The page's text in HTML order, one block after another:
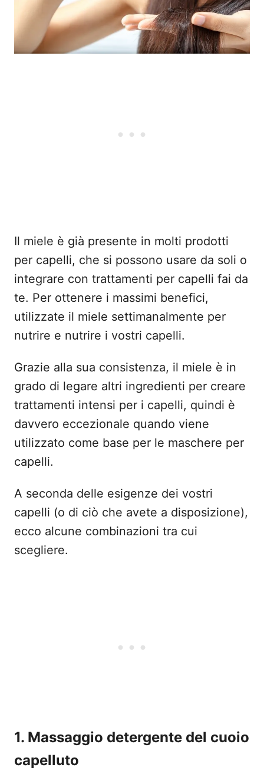
Il miele è già presente in molti prodotti
per capelli, che si possono usare da soli o
integrare con trattamenti per capelli fai da
te. Per ottenere i massimi benefici,
utilizzate il miele settimanalmente per
nutrire e nutrire i vostri capelli.
Grazie alla sua consistenza, il miele è in
grado di legare altri ingredienti per creare
trattamenti intensi per i capelli, quindi è
davvero eccezionale quando viene
utilizzato come base per le maschere per
capelli.
A seconda delle esigenze dei vostri
capelli (o di ciò che avete a disposizione),
ecco alcune combinazioni tra cui
scegliere.
1. Massaggio detergente del cuoio
capelluto